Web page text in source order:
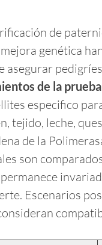
de
genética
asegurar
de la prueba
especifico
tejido, leche,
de la
son
Escenarios